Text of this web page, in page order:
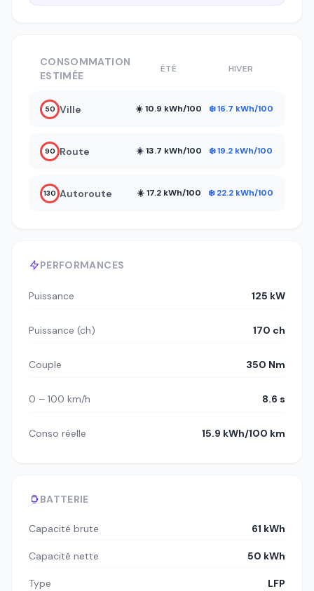
PERFORMANCES
Puissance 125 kW
Puissance (ch) 170 ch
Couple 350 Nm
0 – 100 km/h 8.6 s
Conso réelle 15.9 kWh/100 km
BATTERIE
Capacité brute 61 kWh
Capacité nette 50 kWh
Type LFP
CONSOMMATION
ESTIMÉE
ÉTÉ HIVER
50 Ville ☀️ 10.9 kWh/100 ❄️ 16.7 kWh/100
90 Route ☀️ 13.7 kWh/100 ❄️ 19.2 kWh/100
130 Autoroute ☀️ 17.2 kWh/100 ❄️ 22.2 kWh/100